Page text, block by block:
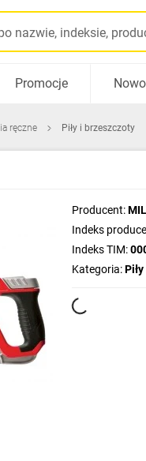
Promocje
ręczne Piły i brzeszczoty
Producent:
Indeks
Indeks TIM:
Kategoria: